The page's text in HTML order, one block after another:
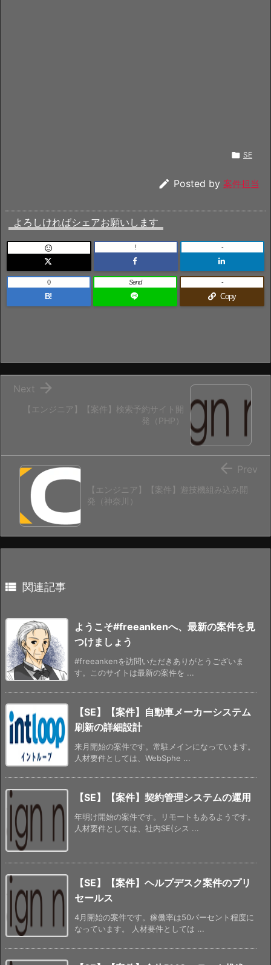
 SE
 Posted by 案件担当
よろしければシェアお願いします
 ! -
B!
0 Send
Copy
-
【エンジニア】【案件】検索予約サイト開
発（PHP）

Next
【エンジニア】【案件】遊技機組み込み開
発（神奈川）
 Prev
 関連記事
ようこそ#freeankenへ、最新の案件を見
つけましょう
#freeankenを訪問いただきありがとうございま
す。このサイトは最新の案件を ...
【SE】【案件】自動車メーカーシステム
刷新の詳細設計
来月開始の案件です。常駐メインになっています。
人材要件としては、WebSphe ...
【SE】【案件】契約管理システムの運用
年明け開始の案件です。リモートもあるようです。
人材要件としては、社内SE(シス ...
【SE】【案件】ヘルプデスク案件のプリ
セールス
4月開始の案件です。稼働率は50パーセント程度に
なっています。 人材要件としては ...